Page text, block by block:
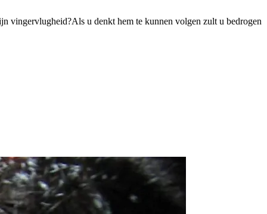
vingervlugheid?Als u denkt hem te kunnen volgen zult u bedrogen